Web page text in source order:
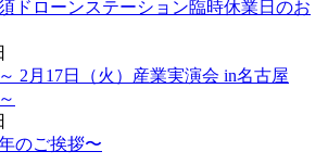
ドローンステーション臨時休業日のお
2月17日（火）産業実演会 in名古屋
のご挨拶〜